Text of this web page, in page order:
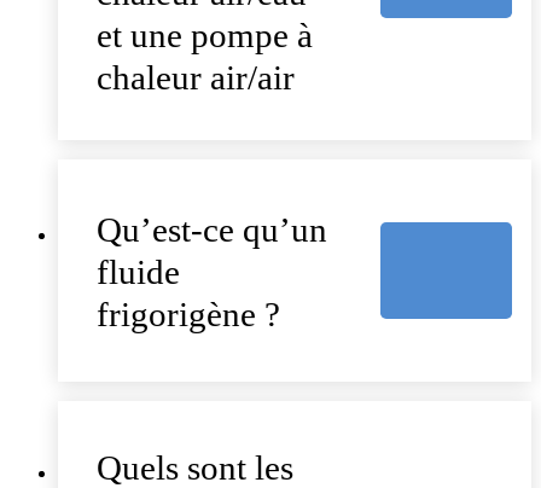
et une pompe à
chaleur air/air
Qu’est-ce qu’un
fluide
frigorigène ?
Quels sont les